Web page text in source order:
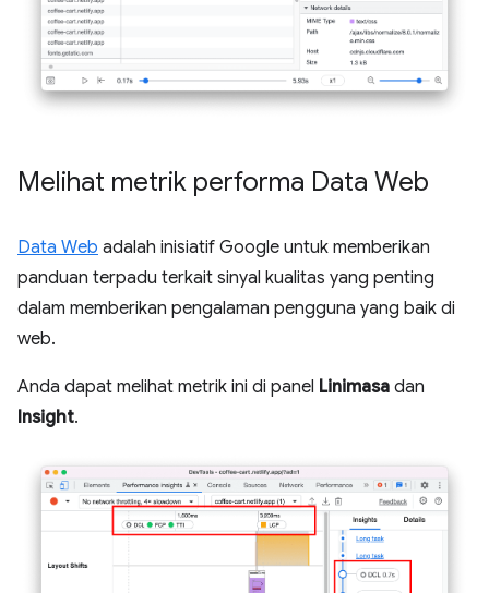
Melihat metrik performa Data Web
Data Web adalah inisiatif Google untuk memberikan
panduan terpadu terkait sinyal kualitas yang penting
dalam memberikan pengalaman pengguna yang baik di
web.
Anda dapat melihat metrik ini di panel Linimasa dan
Insight.